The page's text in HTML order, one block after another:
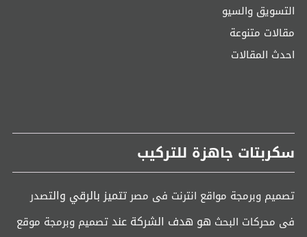
التسويق والسيو
مقالات متنوعة
احدث المقالات
سكربتات جاهزة للتركيب
تصميم وبرمجة مواقع انترنت فى مصرتتميز بالرقي والتصدر
فى محركات البحث هو هدف الشركة عندتصميم وبرمجة موقع